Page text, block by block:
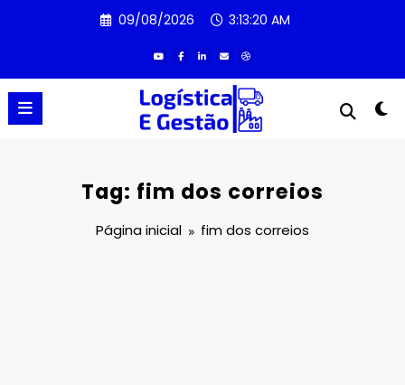
09/08/2026 3:13:20 AM
Tag: fim dos correios
Página inicial fim dos correios